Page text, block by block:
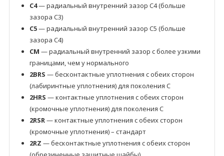
C4— радиальный внутренний зазор C4 (больше
зазора C3)
C5— радиальный внутренний зазор C5 (больше
зазора C4)
CM — радиальный внутренний зазор с более узкими
границами, чем у нормального
2BRS — бесконтактные уплотнения с обеих сторон
(лабиринтные уплотнения) для поколения C
2HRS — контактные уплотнения с обеих сторон
(кромочные уплотнения) для поколения C
2RSR— контактные уплотнения с обеих сторон
(кромочные уплотнения) – стандарт
2RZ — бесконтактные уплотнения с обеих сторон